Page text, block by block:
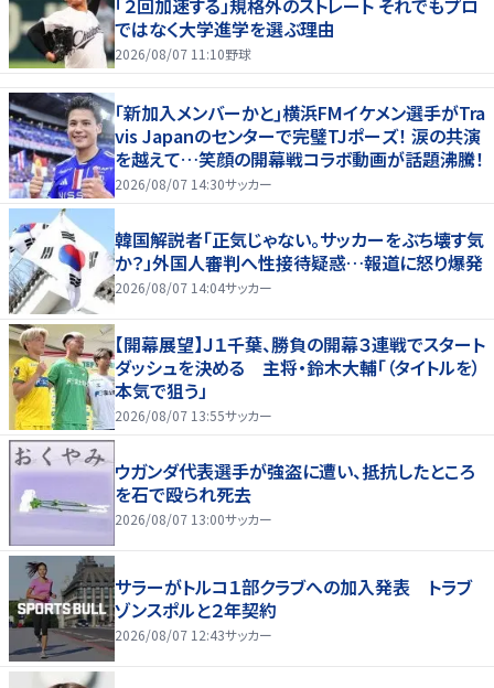
ではなく大学進学を選ぶ理由
2026/08/07 11:10野球
｢新加入メンバーかと｣横浜FMイケメン選手がTra
vis Japanのセンターで完璧TJポーズ！ 涙の共演
を越えて…笑顔の開幕戦コラボ動画が話題沸騰！
2026/08/07 14:30サッカー
韓国解説者「正気じゃない。サッカーをぶち壊す気
か？」外国人審判へ性接待疑惑…報道に怒り爆発
2026/08/07 14:04サッカー
【開幕展望】Ｊ１千葉、勝負の開幕３連戦でスタート
ダッシュを決める 主将・鈴木大輔「（タイトルを）
本気で狙う」
2026/08/07 13:55サッカー
ウガンダ代表選手が強盗に遭い、抵抗したところ
を石で殴られ死去
2026/08/07 13:00サッカー
サラーがトルコ１部クラブへの加入発表 トラブ
ゾンスポルと２年契約
2026/08/07 12:43サッカー